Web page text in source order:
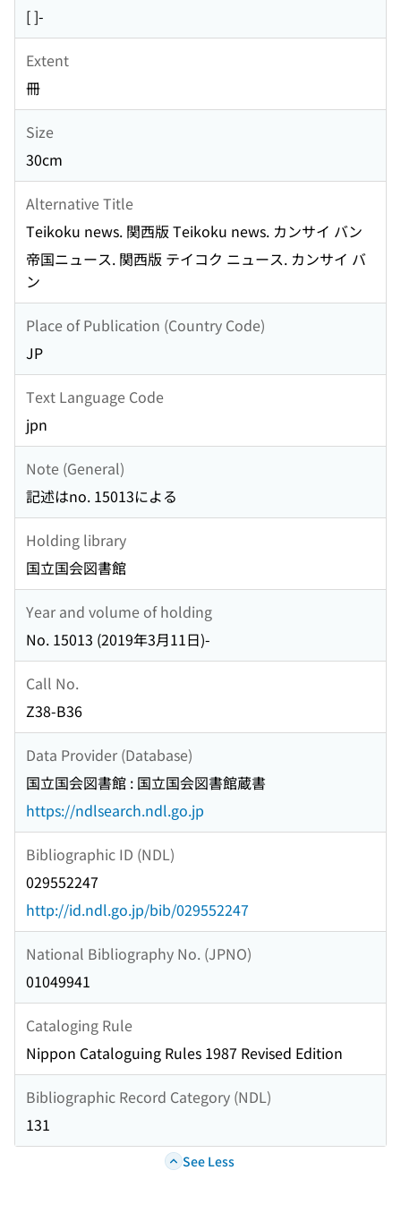
[ ]-
Extent
冊
Size
30cm
Alternative Title
Teikoku news. 関西版 Teikoku news. カンサイ バン
帝国ニュース. 関西版 テイコク ニュース. カンサイ バ
ン
Place of Publication (Country Code)
JP
Text Language Code
jpn
Note (General)
記述はno. 15013による
Holding library
国立国会図書館
Year and volume of holding
No. 15013 (2019年3月11日)-
Call No.
Z38-B36
Data Provider (Database)
国立国会図書館 : 国立国会図書館蔵書
https://ndlsearch.ndl.go.jp
Bibliographic ID (NDL)
029552247
http://id.ndl.go.jp/bib/029552247
National Bibliography No. (JPNO)
01049941
Cataloging Rule
Nippon Cataloguing Rules 1987 Revised Edition
Bibliographic Record Category (NDL)
131
See Less